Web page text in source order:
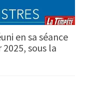
en sa séance
sous la